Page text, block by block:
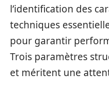
l’identification des
techniques
pour garantir
Trois paramètres
et méritent une